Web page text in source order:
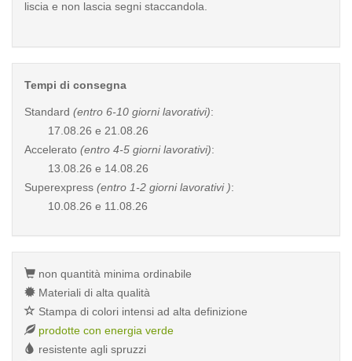
liscia e non lascia segni staccandola.
Tempi di consegna
Standard (entro 6-10 giorni lavorativi):
17.08.26 e 21.08.26
Accelerato (entro 4-5 giorni lavorativi):
13.08.26 e 14.08.26
Superexpress (entro 1-2 giorni lavorativi ):
10.08.26 e 11.08.26
non quantità minima ordinabile
Materiali di alta qualità
Stampa di colori intensi ad alta definizione
prodotte con energia verde
resistente agli spruzzi